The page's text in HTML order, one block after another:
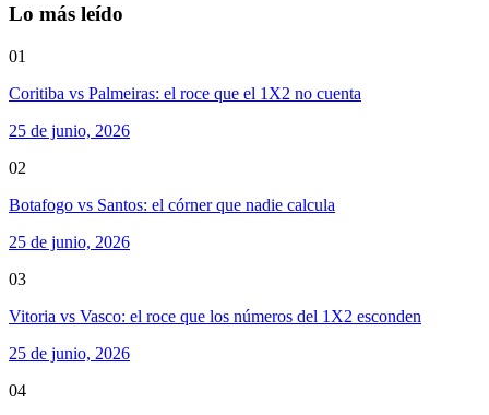
Lo más leído
01
Coritiba vs Palmeiras: el roce que el 1X2 no cuenta
25 de junio, 2026
02
Botafogo vs Santos: el córner que nadie calcula
25 de junio, 2026
03
Vitoria vs Vasco: el roce que los números del 1X2 esconden
25 de junio, 2026
04